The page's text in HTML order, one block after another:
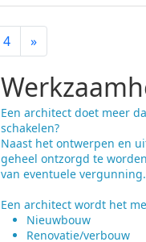
4 »
Een architect doet meer
schakelen?
Naast het ontwerpen en
geheel ontzorgd te
van eventuele vergunning.
Een architect wordt het
Nieuwbouw
Renovatie/verbouw